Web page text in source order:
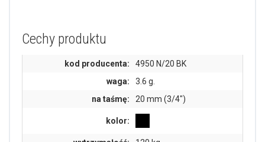
Cechy produktu
kod producenta:
4950 N/20 BK
waga:
3.6 g.
na taśmę:
20 mm (3/4")
kolor: